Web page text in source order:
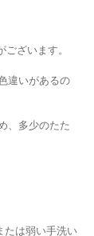
ざいます。
違いがあるの
、多少のたた
たは弱い手洗い